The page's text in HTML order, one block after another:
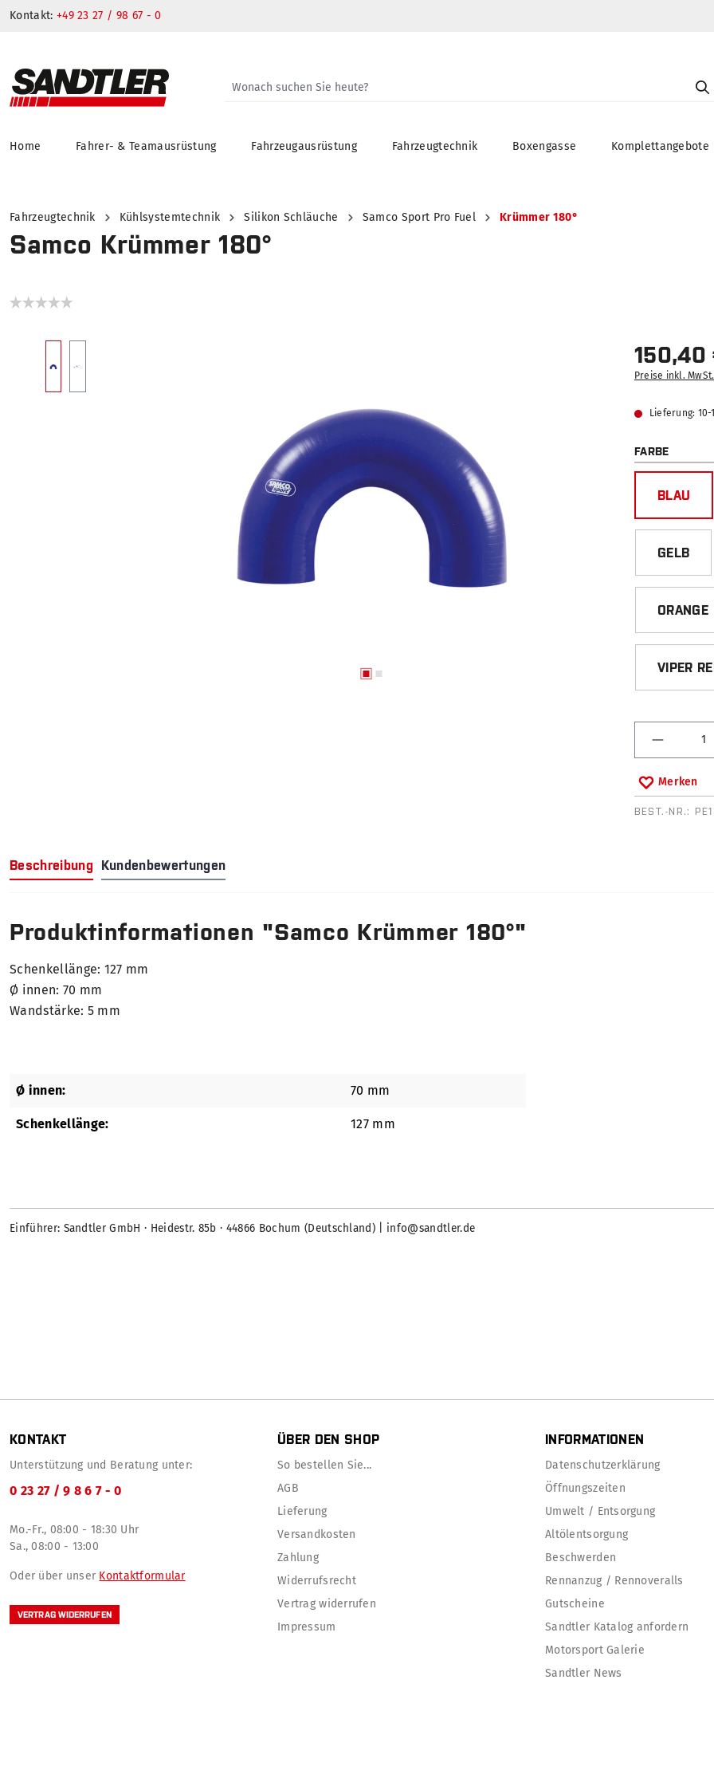
Kontakt: +49 23 27 / 98 67 - 0
Home Fahrer- & Teamausrüstung Fahrzeugausrüstung Fahrzeugtechnik Boxengasse Komplettangebote
Fahrzeugtechnik Kühlsystemtechnik Silikon Schläuche Samco Sport Pro Fuel Krümmer 180°
Samco Krümmer 180°
150,40
Preise inkl.
Lieferung: 10-
FARBE
BLAU
GELB
ORANGE
VIPER
Merken
BEST.-NR.:
Beschreibung Kundenbewertungen
Produktinformationen "Samco Krümmer 180°"
Schenkellänge: 127 mm
Ø innen: 70 mm
Wandstärke: 5 mm
Ø innen: 70 mm
Schenkellänge: 127 mm
Einführer: Sandtler GmbH · Heidestr. 85b · 44866 Bochum (Deutschland) | info@sandtler.de
KONTAKT
Unterstützung und Beratung unter:
0 23 27 / 9 8 6 7 - 0
Mo.-Fr., 08:00 - 18:30 Uhr
Sa., 08:00 - 13:00
Oder über unser Kontaktformular
VERTRAG WIDERRUFEN
ÜBER DEN SHOP
So bestellen Sie...
AGB
Lieferung
Versandkosten
Zahlung
Widerrufsrecht
Vertrag widerrufen
Impressum
INFORMATIONEN
Datenschutzerklärung
Öffnungszeiten
Umwelt / Entsorgung
Altölentsorgung
Beschwerden
Rennanzug / Rennoveralls
Gutscheine
Sandtler Katalog anfordern
Motorsport Galerie
Sandtler News